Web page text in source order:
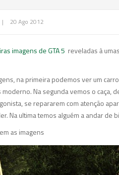
| 20 Ago 2012
imagens de GTA 5 reveladas à
na primeira podemos ver um
moderno. Na segunda vemos o
se repararem com atenção
Na ultima temos alguém a andar de
as imagens